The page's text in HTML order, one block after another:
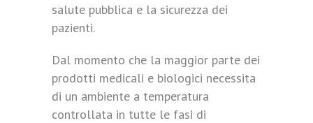
salute pubblica e la sicurezza dei
pazienti.
Dal momento che la maggior parte dei
prodotti medicali e biologici necessita
di un ambiente a temperatura
controllata in tutte le fasi di